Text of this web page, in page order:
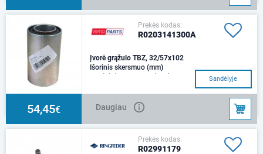
Prekės kodas:
R0203141300A
Įvorė grąžulo TBZ, 32/57x102
Išorinis skersmuo (mm)
57Vidinis skersmuo (mm)
Sandėlyje
54,45€ Daugiau
Prekės kodas:
R02991179